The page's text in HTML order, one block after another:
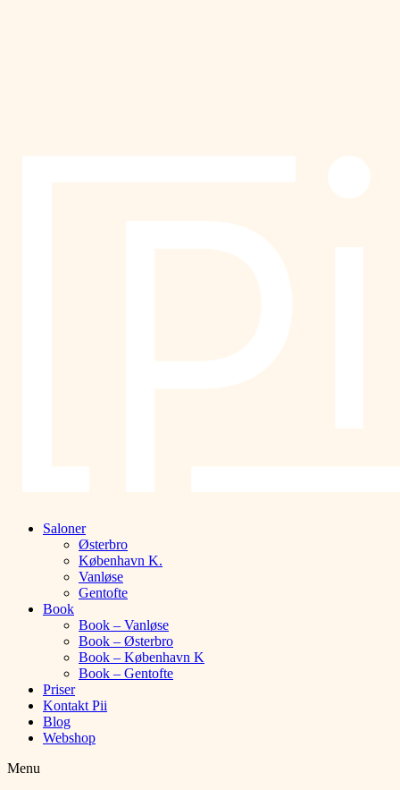
Saloner
Østerbro
København K.
Vanløse
Gentofte
Book
Book – Vanløse
Book – Østerbro
Book – København K
Book – Gentofte
Priser
Kontakt Pii
Blog
Webshop
Menu